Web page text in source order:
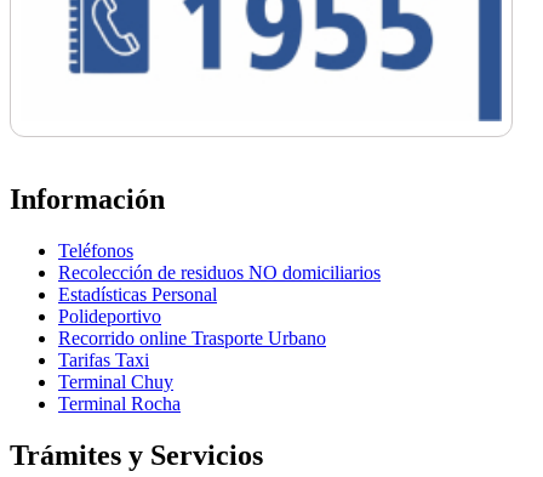
Información
Teléfonos
Recolección de residuos NO domiciliarios
Estadísticas Personal
Polideportivo
Recorrido online Trasporte Urbano
Tarifas Taxi
Terminal Chuy
Terminal Rocha
Trámites y Servicios